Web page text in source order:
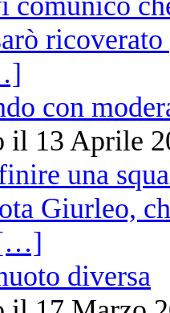
con
il 13 Aprile
diversa